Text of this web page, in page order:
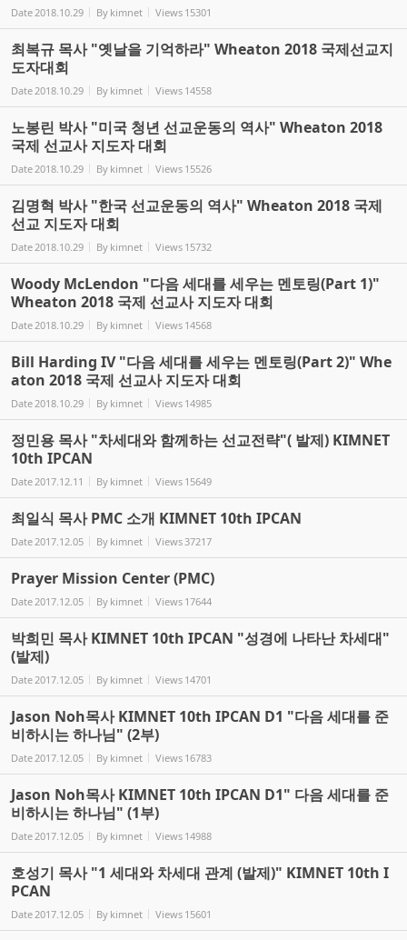
Date2018.10.29 By kimnet Views 15301
최복규 목사 "옛날을 기억하라" Wheaton 2018 국제선교지
도자대회
Date2018.10.29 By kimnet Views 14558
노봉린 박사 "미국 청년 선교운동의 역사" Wheaton 2018
국제 선교사 지도자 대회
Date2018.10.29 By kimnet Views 15526
김명혁 박사 "한국 선교운동의 역사" Wheaton 2018 국제
선교 지도자 대회
Date2018.10.29 By kimnet Views 15732
Woody McLendon "다음 세대를 세우는 멘토링(Part 1)"
Wheaton 2018 국제 선교사 지도자 대회
Date2018.10.29 By kimnet Views 14568
Bill Harding IV "다음 세대를 세우는 멘토링(Part 2)" Whe
aton 2018 국제 선교사 지도자 대회
Date2018.10.29 By kimnet Views 14985
정민용 목사 "차세대와 함께하는 선교전략"( 발제) KIMNET
10th IPCAN
Date2017.12.11 By kimnet Views 15649
최일식 목사 PMC 소개 KIMNET 10th IPCAN
Date2017.12.05 By kimnet Views37217
Prayer Mission Center (PMC)
Date2017.12.05 By kimnet Views 17644
박희민 목사 KIMNET 10th IPCAN "성경에 나타난 차세대"
(발제)
Date2017.12.05 By kimnet Views 14701
Jason Noh목사 KIMNET 10th IPCAN D1 "다음 세대를 준
비하시는 하나님" (2부)
Date2017.12.05 By kimnet Views 16783
Jason Noh목사 KIMNET 10th IPCAN D1" 다음 세대를 준
비하시는 하나님" (1부)
Date2017.12.05 By kimnet Views 14988
호성기 목사 "1 세대와 차세대 관계 (발제)" KIMNET 10th I
PCAN
Date2017.12.05 By kimnet Views 15601